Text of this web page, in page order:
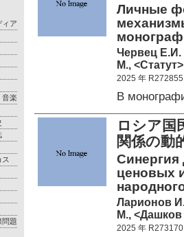
ィア
音楽
問題
Личные
Червец Е.И.
М.,
2025 年 R272855
В
ロシア国
関係の動
ценовых
Ларионов
М., <Дашков
2025 年 R273170